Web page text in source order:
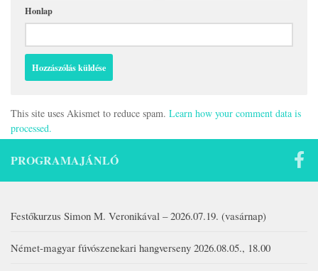
Honlap
This site uses Akismet to reduce spam. Learn how your comment data is
processed.
PROGRAMAJÁNLÓ
Festőkurzus Simon M. Veronikával – 2026.07.19. (vasárnap)
Német-magyar fúvószenekari hangverseny 2026.08.05., 18.00